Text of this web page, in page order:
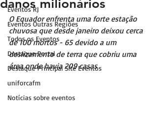
Eventos RJ
Eventos Outras Regiões
Todos os Eventos
Destaque Portal
Destaque Principal Site Eventos
uniforcafm
Notícias sobre eventos
danos milionários
O Equador enfrenta uma forte estação
chuvosa que desde janeiro deixou cerca
de 100 mortos - 65 devido a um
deslizamento de terra que cobriu uma
área onde havia 209 casas